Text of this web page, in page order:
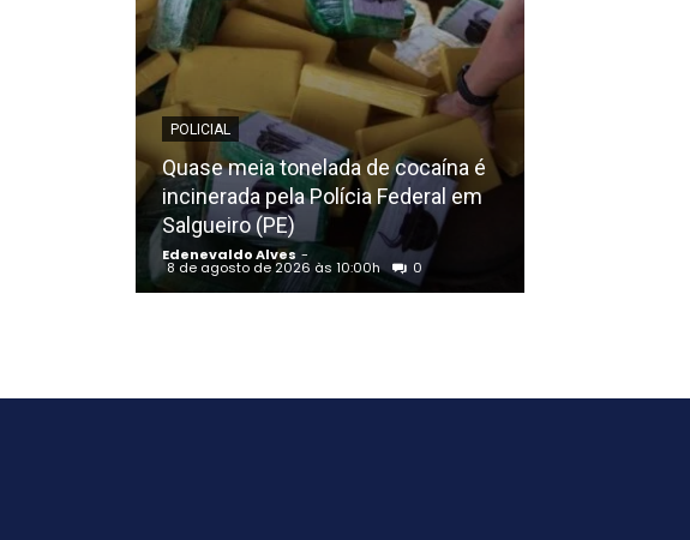
POLICIAL
Quase meia tonelada de cocaína é
incinerada pela Polícia Federal em
Salgueiro (PE)
Edenevaldo Alves -
8 de agosto de 2026 às 10:00h 0